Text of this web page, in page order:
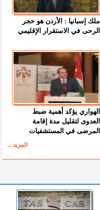
ملك إسبانيا : الأردن هو حجر
الرحى في الاستقرار الإقليمي
الهواري يؤكد أهمية ضبط
العدوى لتقليل مدة إقامة
المرضى في المستشفيات
المزيد ...